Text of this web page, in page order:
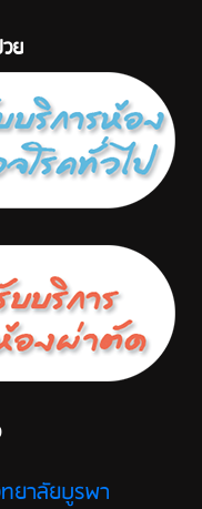
ย
ยาลัยบูรพา